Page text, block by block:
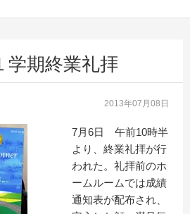
学期終業礼拝
2013年07月08日
7月6日 午前10時半
より、終業礼拝が行
われた。礼拝前のホ
ームルームでは成績
通知表が配布され、